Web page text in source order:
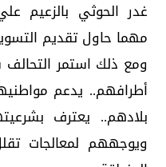
غدر الحوثي بالزعيم
مهما حاول تقديم
ومع ذلك استمر التحالف
أطرافهم.. يدعم
بلادهم.. يعترف
ويوجههم لمعالجات